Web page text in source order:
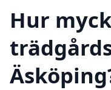
Hur